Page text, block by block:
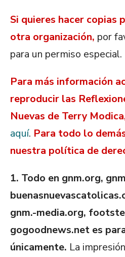
Si quieres hacer copias
otra organización, por
para un permiso especial.
Para más información
reproducir las
Nuevas de Terry
aquí. Para todo lo
nuestra política de
1. Todo en gnm.org,
gnm.-media.org,
gogoodnews.net es
únicamente. La